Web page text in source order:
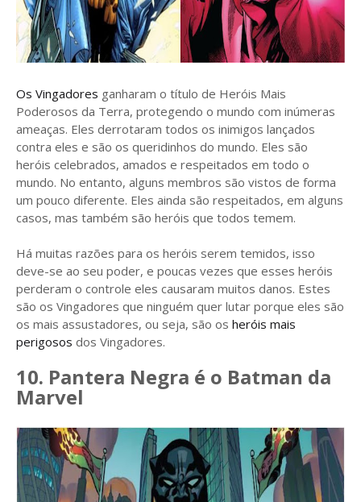
Os Vingadores ganharam o título de Heróis Mais
Poderosos da Terra, protegendo o mundo com inúmeras
ameaças. Eles derrotaram todos os inimigos lançados
contra eles e são os queridinhos do mundo. Eles são
heróis celebrados, amados e respeitados em todo o
mundo. No entanto, alguns membros são vistos de forma
um pouco diferente. Eles ainda são respeitados, em alguns
casos, mas também são heróis que todos temem.
Há muitas razões para os heróis serem temidos, isso
deve-se ao seu poder, e poucas vezes que esses heróis
perderam o controle eles causaram muitos danos. Estes
são os Vingadores que ninguém quer lutar porque eles são
os mais assustadores, ou seja, são os heróis mais
perigosos dos Vingadores.
10. Pantera Negra é o Batman da
Marvel